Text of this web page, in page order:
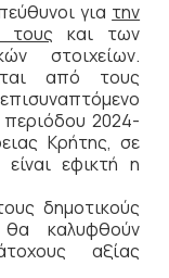
για την
τους και των
στοιχείων.
από τους
περιόδου 2024-
Κρήτης, σε
εφικτή η
δημοτικούς
θα καλυφθούν
αξίας